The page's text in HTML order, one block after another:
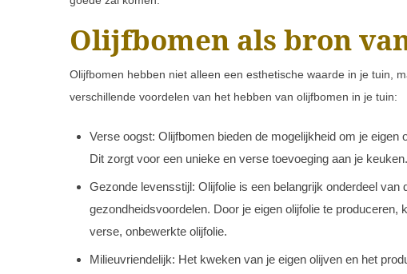
Olijfbomen als bron
Olijfbomen hebben niet alleen een esthetische waarde in je tuin,
verschillende voordelen van het hebben van olijfbomen in je tuin:
Verse oogst: Olijfbomen bieden de mogelijkheid om je eigen
Dit zorgt voor een unieke en verse toevoeging aan je keuken.
Gezonde levensstijl: Olijfolie is een belangrijk onderdeel
gezondheidsvoordelen. Door je eigen olijfolie te
verse, onbewerkte olijfolie.
Milieuvriendelijk: Het kweken van je eigen olijven en het